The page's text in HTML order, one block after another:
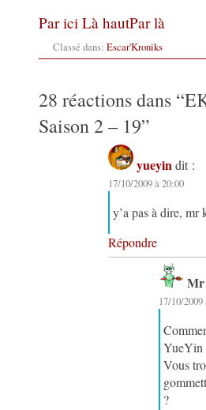
Par ici Là hautPar là
Classé dans: Escar'Kroniks
28 réactions dans “
Saison 2 – 19”
yueyin dit :
17/10/2009 à 20:00
y’a pas à dire,
Répondre
17/10/
YueYin
Vous
?